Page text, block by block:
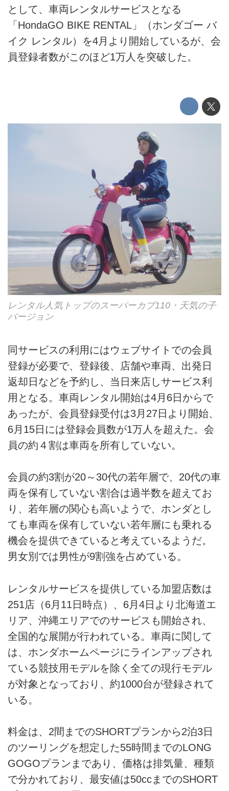
として、車両レンタルサービスとなる
「HondaGO BIKE RENTAL」（ホンダゴー バ
イク レンタル）を4月より開始しているが、会
員登録者数がこのほど1万人を突破した。
レンタル人気トップのスーパーカブ110・天気の子
バージョン
同サービスの利用にはウェブサイトでの会員
登録が必要で、登録後、店舗や車両、出発日
返却日などを予約し、当日来店しサービス利
用となる。車両レンタル開始は4月6日からで
あったが、会員登録受付は3月27日より開始、
6月15日には登録会員数が1万人を超えた。会
員の約４割は車両を所有していない。
会員の約3割が20～30代の若年層で、20代の車
両を保有していない割合は過半数を超えてお
り、若年層の関心も高いようで、ホンダとし
ても車両を保有していない若年層にも乗れる
機会を提供できていると考えているようだ。
男女別では男性が9割強を占めている。
レンタルサービスを提供している加盟店数は
251店（6月11日時点）、6月4日より北海道エ
リア、沖縄エリアでのサービスも開始され、
全国的な展開が行われている。車両に関して
は、ホンダホームページにラインアップされ
ている競技用モデルを除く全ての現行モデル
が対象となっており、約1000台が登録されて
いる。
料金は、2間までのSHORTプランから2泊3日
のツーリングを想定した55時間までのLONG
GOGOプランまであり、価格は排気量、種類
で分かれており、最安値は50ccまでのSHORT